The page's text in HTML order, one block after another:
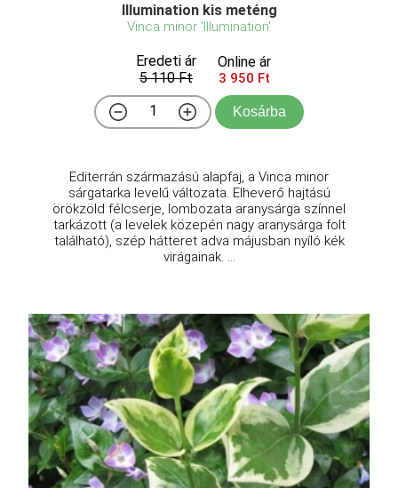
Illumination kis meténg
Vinca minor 'Illumination'
Eredeti ár
5 110 Ft
Online ár
3 950 Ft
Kosárba
Editerrán származású alapfaj, a Vinca minor
sárgatarka levelű változata. Elheverő hajtású
örökzöld félcserje, lombozata aranysárga színnel
tarkázott (a levelek közepén nagy aranysárga folt
található), szép hátteret adva májusban nyíló kék
virágainak. ...